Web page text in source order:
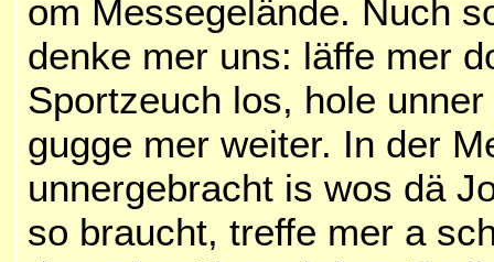
om Messegelände. Nuch
denke mer uns: läffe mer
Sportzeuch los, hole
gugge mer weiter. In der
unnergebracht is wos dä
so braucht, treffe mer a